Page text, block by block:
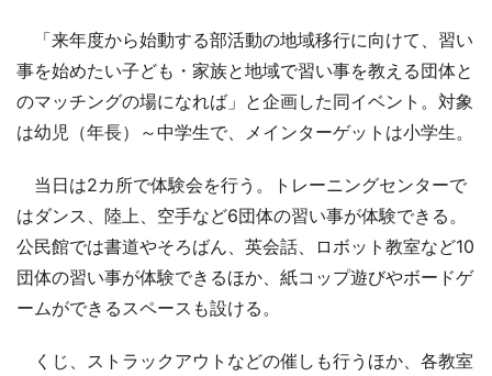
「来年度から始動する部活動の地域移行に向けて、習い
事を始めたい子ども・家族と地域で習い事を教える団体と
のマッチングの場になれば」と企画した同イベント。対象
は幼児（年長）～中学生で、メインターゲットは小学生。
当日は2カ所で体験会を行う。トレーニングセンターで
はダンス、陸上、空手など6団体の習い事が体験できる。
公民館では書道やそろばん、英会話、ロボット教室など10
団体の習い事が体験できるほか、紙コップ遊びやボードゲ
ームができるスペースも設ける。
くじ、ストラックアウトなどの催しも行うほか、各教室